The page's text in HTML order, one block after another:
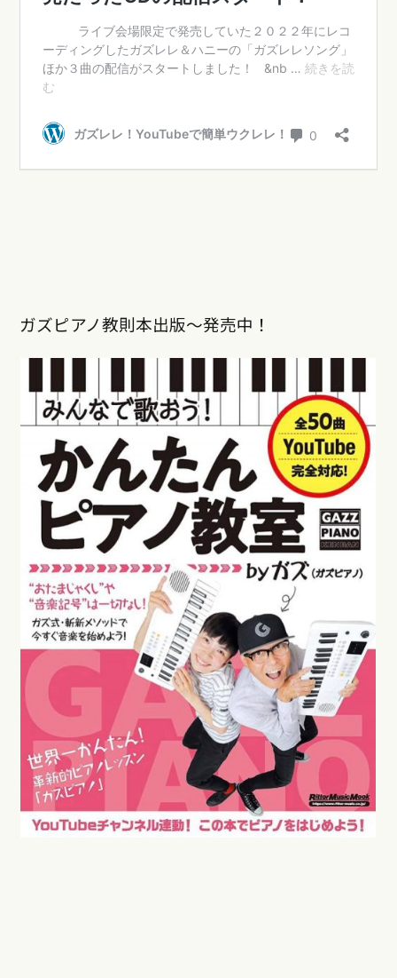
ガズピアノ教則本出版〜発売中！